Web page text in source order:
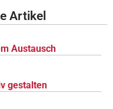
Artikel
Austausch
gestalten